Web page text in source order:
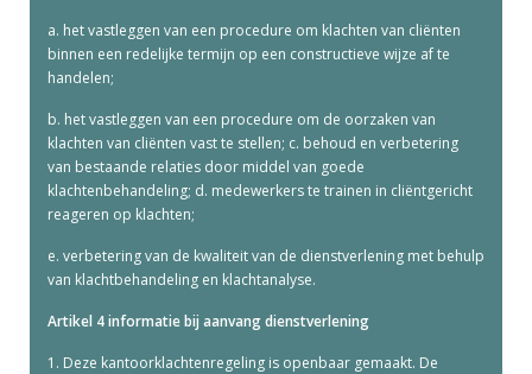
a. het vastleggen van een procedure om klachten van cliënten
binnen een redelijke termijn op een constructieve wijze af te
handelen;
b. het vastleggen van een procedure om de oorzaken van
klachten van cliënten vast te stellen; c. behoud en verbetering
van bestaande relaties door middel van goede
klachtenbehandeling; d. medewerkers te trainen in cliëntgericht
reageren op klachten;
e. verbetering van de kwaliteit van de dienstverlening met behulp
van klachtbehandeling en klachtanalyse.
Artikel 4 informatie bij aanvang dienstverlening
1. Deze kantoorklachtenregeling is openbaar gemaakt. De